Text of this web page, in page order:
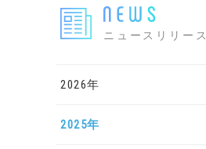
ニュースリリース
2026年
2025年